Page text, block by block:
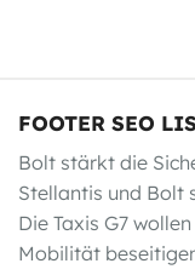
FOOTER SEO
Bolt stärkt die
Stellantis und Bolt
Die Taxis G7
Mobilität